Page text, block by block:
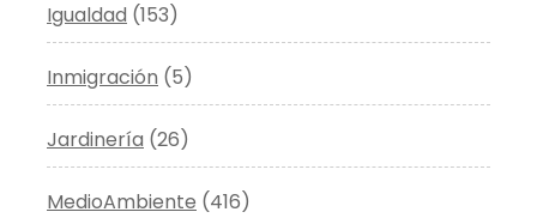
Igualdad (153)
Inmigración (5)
Jardinería (26)
MedioAmbiente (416)